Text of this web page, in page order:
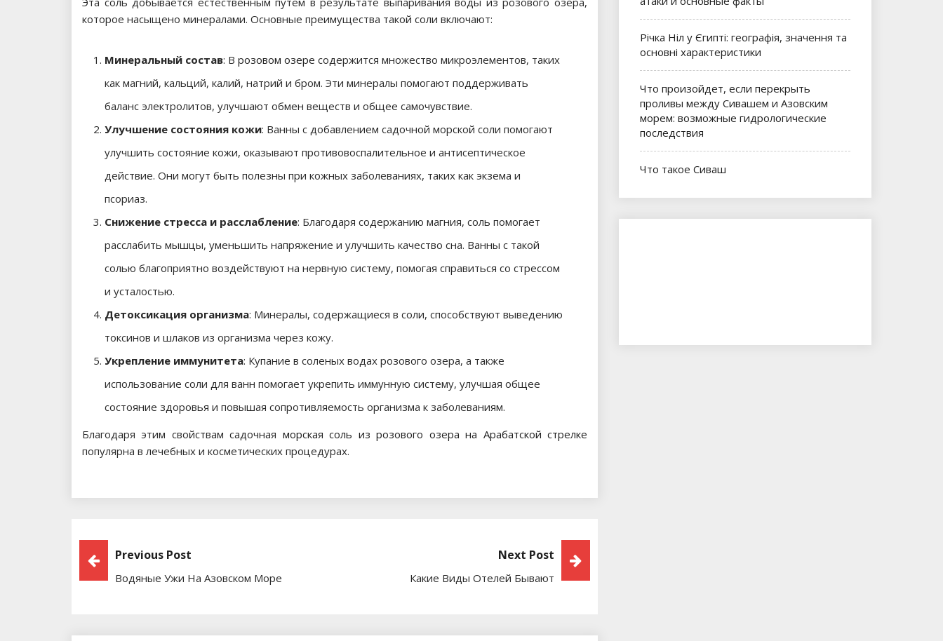
которое насыщено минералами. Основные преимущества такой соли включают:
Минеральный состав: В розовом озере содержится множество микроэлементов, таких
как магний, кальций, калий, натрий и бром. Эти минералы помогают поддерживать
баланс электролитов, улучшают обмен веществ и общее самочувствие.
Улучшение состояния кожи: Ванны с добавлением садочной морской соли помогают
улучшить состояние кожи, оказывают противовоспалительное и антисептическое
действие. Они могут быть полезны при кожных заболеваниях, таких как экзема и
псориаз.
Снижение стресса и расслабление: Благодаря содержанию магния, соль помогает
расслабить мышцы, уменьшить напряжение и улучшить качество сна. Ванны с такой
солью благоприятно воздействуют на нервную систему, помогая справиться со стрессом
и усталостью.
Детоксикация организма: Минералы, содержащиеся в соли, способствуют выведению
токсинов и шлаков из организма через кожу.
Укрепление иммунитета: Купание в соленых водах розового озера, а также
использование соли для ванн помогает укрепить иммунную систему, улучшая общее
состояние здоровья и повышая сопротивляемость организма к заболеваниям.
Благодаря этим свойствам садочная морская соль из розового озера на Арабатской стрелке
популярна в лечебных и косметических процедурах.
Навигация
По
Previous Post
Водяные Ужи На Азовском Море
Next Post
Какие Виды Отелей Бывают
Річка Ніл у Єгипті: географія, значення та
основні характеристики
Что произойдет, если перекрыть
проливы между Сивашем и Азовским
морем: возможные гидрологические
последствия
Что такое Сиваш